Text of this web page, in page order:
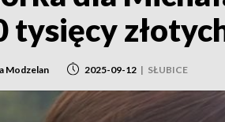
tysięcy
Modzelan 2025-09-12 | SŁUBICE